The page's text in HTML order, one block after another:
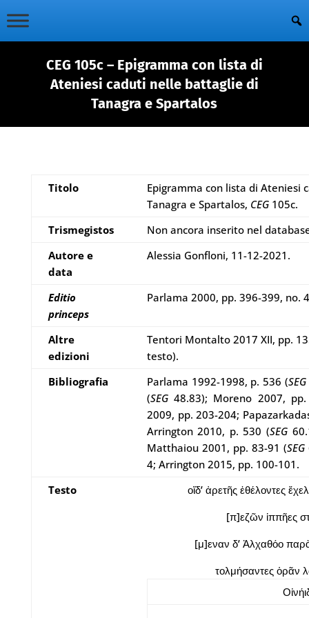
CEG 105c – Epigramma con lista di
Ateniesi caduti nelle battaglie di
Tanagra e Spartalos
Titolo
Epigramma con lista di Ateniesi
Tanagra e Spartalos, CEG105c.
Trismegistos
Non ancora inserito nel
Autore e
data
Alessia Gonfloni, 11-12-2021.
Editio
princeps
Parlama 2000, pp. 396-399, no.
Altre
edizioni
Tentori Montalto 2017 XII, pp.
testo).
Bibliografia
Parlama 1992-1998, p. 536 (SEG
(SEG48.83); Moreno 2007,
2009, pp. 203-204;
Arrington 2010, p. 530 (SEG
Matthaiou 2001, pp. 83-91 (SEG
4; Arrington 2015, pp. 100-101.
Testo
οἵδ’ ἀρετῆς ἐθέλοντες
[π]εζῶν ἱππῆες
[μ]εναν δ’ Ἀλχαθόο
τολμήσαντες ὁρᾶν